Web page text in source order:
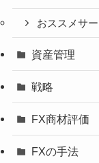
おススメサ
資産管理
戦略
FX商材評価
FXの手法